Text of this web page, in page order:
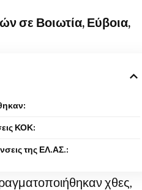
σε Βοιωτία, Εύβοια,
ΚΟΚ:
της ΕΛ.ΑΣ.:
χθες,